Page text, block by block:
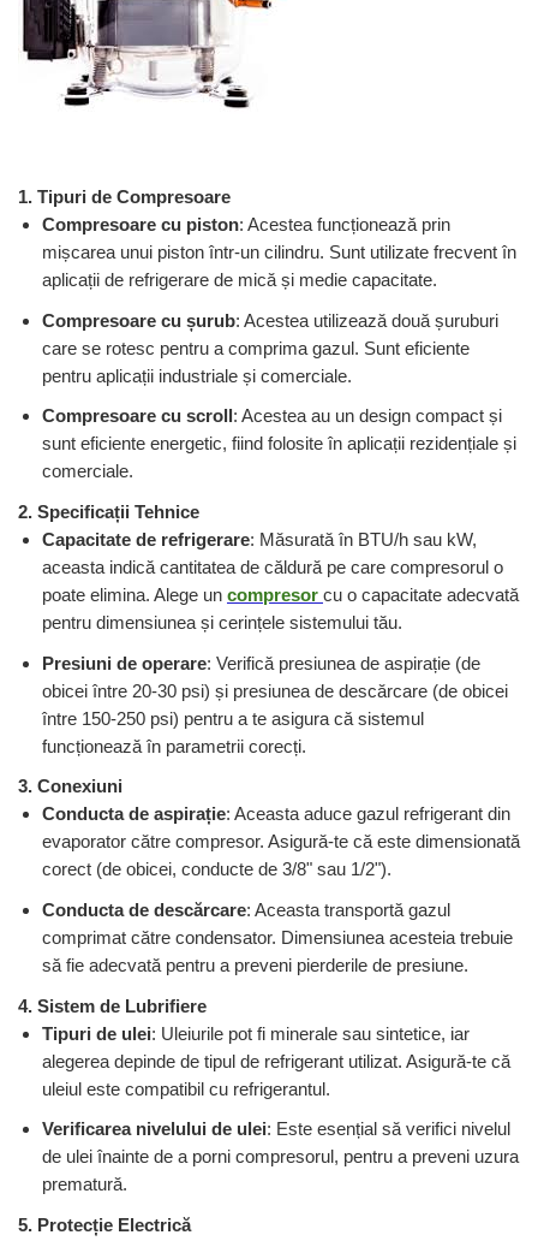
REZISTENTE DIGIVRARE
REZISTENTE SILICONICE
Ventilatoare
Ventilatoare turbina
VENTILATOARE AXIALE
Compresoare Cubigel R134a
Compresoare Cubigel R404a
Compresoare Jiaxipera
VAPORIZATOARE LU-VE
1. Tipuri de Compresoare
Compresoare cu piston: Acestea funcționează prin
mișcarea unui piston într-un cilindru. Sunt utilizate frecvent în
aplicații de refrigerare de mică și medie capacitate.
Compresoare cu șurub: Acestea utilizează două șuruburi
care se rotesc pentru a comprima gazul. Sunt eficiente
pentru aplicații industriale și comerciale.
Compresoare cu scroll : Acestea au un design compact și
sunt eficiente energetic, fiind folosite în aplicații rezidențiale și
comerciale.
2. Specificații Tehnice
Capacitate de refrigerare: Măsurată în BTU/h sau kW,
aceasta indică cantitatea de căldură pe care compresorul o
poate elimina. Alege un compresor cu o capacitate adecvată
pentru dimensiunea și cerințele sistemului tău.
Presiuni de operare: Verifică presiunea de aspirație (de
obicei între 20-30 psi) și presiunea de descărcare (de obicei
între 150-250 psi) pentru a te asigura că sistemul
funcționează în parametrii corecți.
3. Conexiuni
Conducta de aspirație: Aceasta aduce gazul refrigerant din
evaporator către compresor. Asigură-te că este dimensionată
corect (de obicei, conducte de 3/8" sau 1/2").
Conducta de descărcare: Aceasta transportă gazul
comprimat către condensator. Dimensiunea acesteia trebuie
să fie adecvată pentru a preveni pierderile de presiune.
4. Sistem de Lubrifiere
Tipuri de ulei: Uleiurile pot fi minerale sau sintetice, iar
alegerea depinde de tipul de refrigerant utilizat. Asigură-te că
uleiul este compatibil cu refrigerantul.
Verificarea nivelului de ulei: Este esențial să verifici nivelul
de ulei înainte de a porni compresorul, pentru a preveni uzura
prematură.
5. Protecție Electrică